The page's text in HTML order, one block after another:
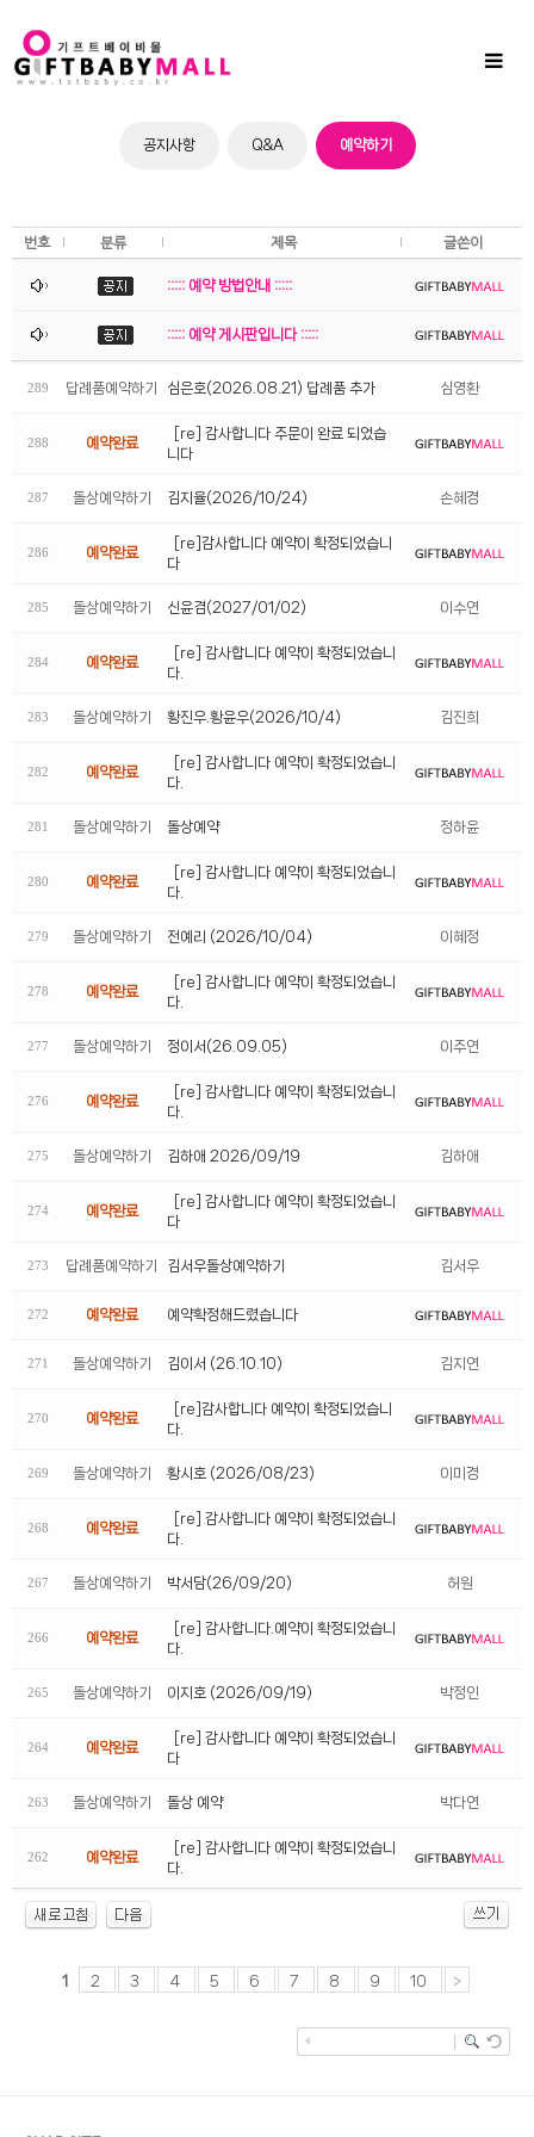
Toggle
Promotion
공지사항 Q&A 예약하기
번호 분류 제목 글쓴이
::::: 예약 방법안내 :::::
::::: 예약 게시판입니다 :::::
289 답례품예약하기 심은호(2026.08.21) 답례품 추가 심영환
288 예약완료
[re] 감사합니다 주문이 완료 되었습
니다
287 돌상예약하기 김지율(2026/10/24) 손혜경
286 예약완료
[re]감사합니다 예약이 확정되었습니
다
285 돌상예약하기 신윤겸(2027/01/02) 이수연
284 예약완료
[re] 감사합니다 예약이 확정되었습니
다.
283 돌상예약하기 황진우.황윤우(2026/10/4) 김진희
282 예약완료
[re] 감사합니다 예약이 확정되었습니
다.
281 돌상예약하기 돌상예약 정하윤
280 예약완료
[re] 감사합니다 예약이 확정되었습니
다.
279 돌상예약하기 전예리 (2026/10/04) 이혜정
278 예약완료
[re] 감사합니다 예약이 확정되었습니
다.
277 돌상예약하기 정이서(26.09.05) 이주연
276 예약완료
[re] 감사합니다 예약이 확정되었습니
다.
275 돌상예약하기 김하애 2026/09/19 김하애
274 예약완료
[re] 감사합니다 예약이 확정되었습니
다
273 답례품예약하기 김서우돌상예약하기 김서우
272 예약완료 예약확정해드렸습니다
271 돌상예약하기 김이서 (26.10.10) 김지연
270 예약완료
[re]감사합니다 예약이 확정되었습니
다.
269 돌상예약하기 황시호 (2026/08/23) 이미경
268 예약완료
[re] 감사합니다 예약이 확정되었습니
다.
267 돌상예약하기 박서담(26/09/20) 허원
266 예약완료
[re] 감사합니다.예약이 확정되었습니
다.
265 돌상예약하기 이지호 (2026/09/19) 박정인
264 예약완료
[re] 감사합니다 예약이 확정되었습니
다
263 돌상예약하기 돌상 예약 박다연
262 예약완료
[re] 감사합니다 예약이 확정되었습니
다.
1 2 3 4 5 6 7 8 9 10 >